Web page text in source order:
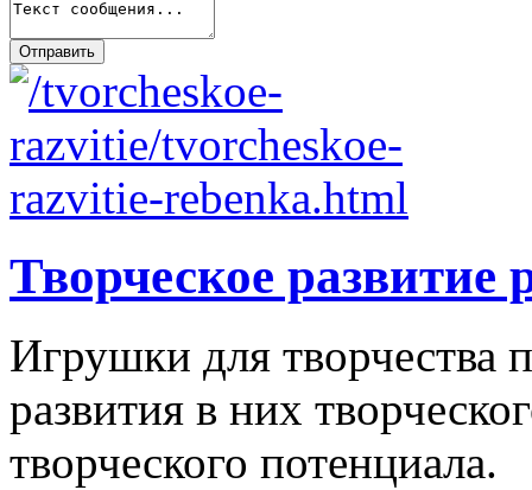
Творческое развитие
Игрушки для творчества
развития в них
творческого потенциала.